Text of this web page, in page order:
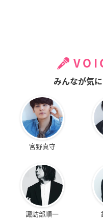
みんなが気
宮野真守
諏訪部順一